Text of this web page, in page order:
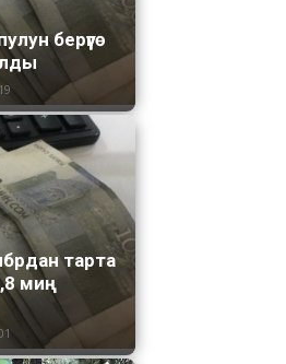
берүүгө
тарта
миң